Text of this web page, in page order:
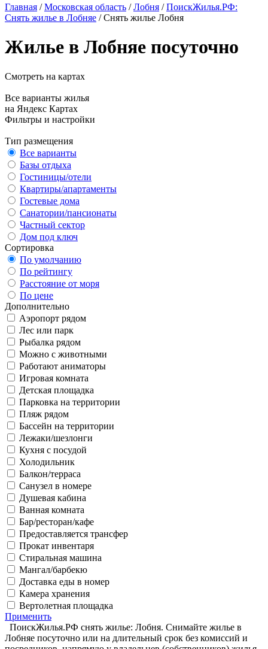
Главная /Московская область /Лобня /ПоискЖилья.РФ:
Снять жилье в Лобняе / Снять жилье Лобня
Жилье в Лобняе посуточно
Смотреть на картах
Все варианты жилья
на Яндекс Картах
Фильтры и настройки
Тип размещения
Все варианты
Базы отдыха
Гостиницы/отели
Квартиры/апартаменты
Гостевые дома
Санатории/пансионаты
Частный сектор
Дом под ключ
Сортировка
По умолчанию
По рейтингу
Расстояние от моря
По цене
Дополнительно
Аэропорт рядом
Лес или парк
Рыбалка рядом
Можно с животными
Работают аниматоры
Игровая комната
Детская площадка
Парковка на территории
Пляж рядом
Бассейн на территории
Лежаки/шезлонги
Кухня с посудой
Холодильник
Балкон/терраса
Санузел в номере
Душевая кабина
Ванная комната
Бар/ресторан/кафе
Предоставляется трансфер
Прокат инвентаря
Стиральная машина
Мангал/барбекю
Доставка еды в номер
Камера хранения
Вертолетная площадка
Применить
ПоискЖилья.РФ снять жилье: Лобня. Снимайте жилье в
Лобняе посуточно или на длительный срок без комиссий и